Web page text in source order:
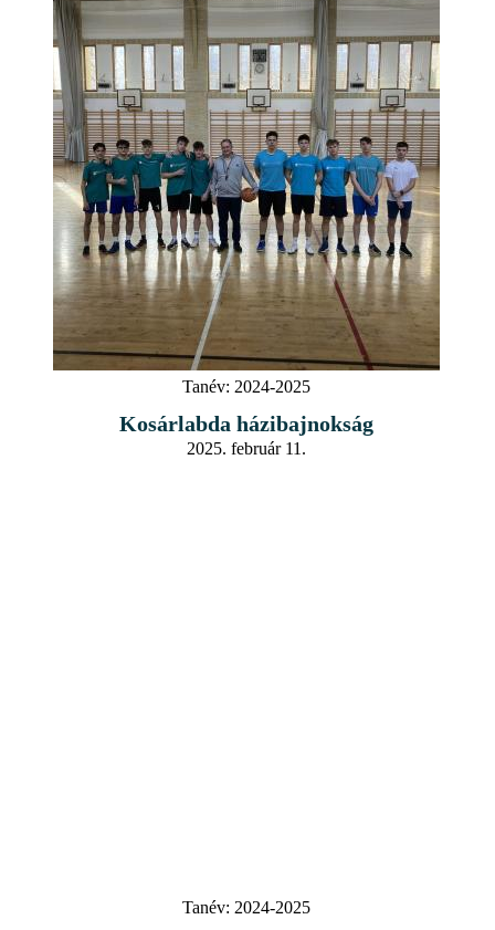
Tanév: 2024-2025
Kosárlabda házibajnokság
2025. február 11.
Tanév: 2024-2025